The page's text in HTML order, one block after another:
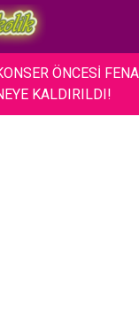
ÖNCESİ
KALDIRILDI!